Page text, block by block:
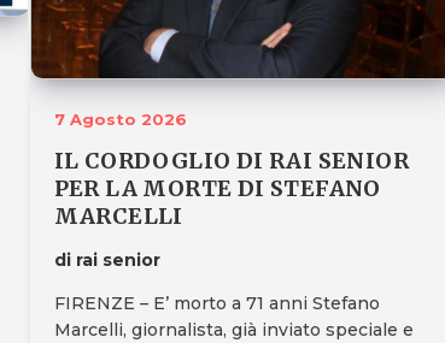
7 Agosto 2026
IL CORDOGLIO DI RAI SENIOR
PER LA MORTE DI STEFANO
MARCELLI
di rai senior
FIRENZE – E’ morto a 71 anni Stefano
Marcelli, giornalista, già inviato speciale e